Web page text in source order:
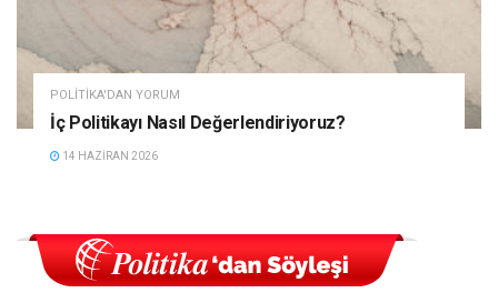
POLITIKA'DAN YORUM
İç Politikayı Nasıl Değerlendiriyoruz?
14 HAZIRAN 2026